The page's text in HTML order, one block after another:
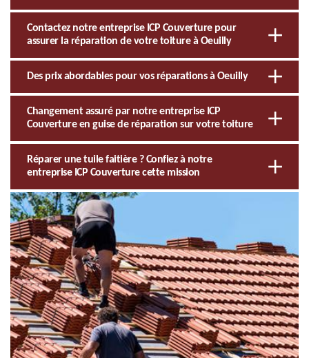
Contactez notre entreprise ICP Couverture pour
assurer la réparation de votre toiture à Oeuilly
Des prix abordables pour vos réparations à Oeuilly
Changement assuré par notre entreprise ICP
Couverture en guise de réparation sur votre toiture
Réparer une tuile faitière ? Confiez à notre
entreprise ICP Couverture cette mission